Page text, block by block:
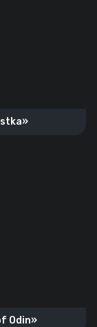
Odin»